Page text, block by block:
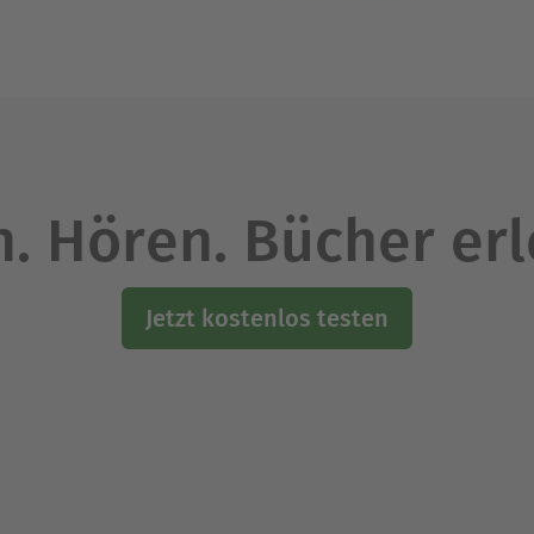
Hören. Bücher
Jetzt kostenlos testen